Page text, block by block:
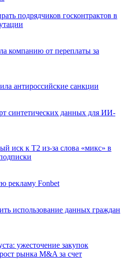
подрядчиков госконтрактов в
компанию от переплаты за
антироссийские санкции
синтетических данных для ИИ-
иск к Т2 из-за слова «микс» в
рекламу Fonbet
использование данных граждан
ужесточение закупок
рынка M&A за счет